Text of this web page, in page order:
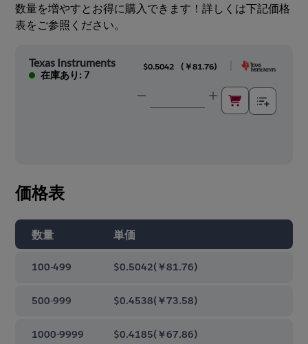
数量を増やすとお得に購入できます！詳しくは下記価格
表をご参照ください。
Texas Instruments
在庫あり: 7
$0.5042 ( ￥81.76)
価格表
数量 単価
100-499 $0.5042(￥81.76)
500-999 $0.4538(￥73.58)
1000-9999 $0.4185(￥67.86)